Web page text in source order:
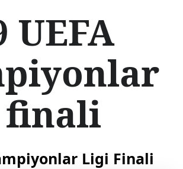
UEFA
Ligi Finali